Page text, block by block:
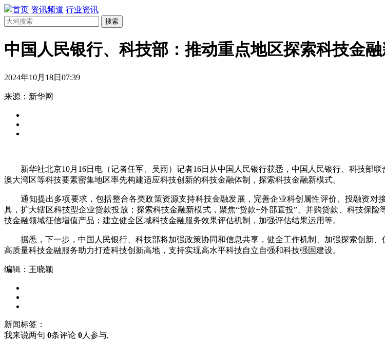
首页 资讯频道 行业资讯
搜索
中国人民银行、科技部：推动重点地区探索科技金
2024年10月18日07:39
来源：新华网
新华社北京10月16日电（记者任军、吴雨）记者16日从中国人民银行获悉，中国人民银行、科技部
澳大湾区等科技要素密集地区率先构建适应科技创新的科技金融体制，探索科技金融新模式。
通知提出多项要求，包括整合各类政策资源支持科技金融发展，完善企业科创属性评价、投融资对
具，扩大辖区科技型企业贷款投放；探索科技金融新模式，聚焦“贷款+外部直投”、并购贷款、科技保
技金融领域征信增值产品；建立健全区域科技金融服务效果评估机制，加强评估结果运用等。
据悉，下一步，中国人民银行、科技部将加强政策协同和信息共享，健全工作机制、加强探索创新、
高质量科技金融服务助力打造科技创新高地，支持实现高水平科技自立自强和科技强国建设。
编辑：王晓颖
新闻标签：
我来说两句 0条评论 0人参与,